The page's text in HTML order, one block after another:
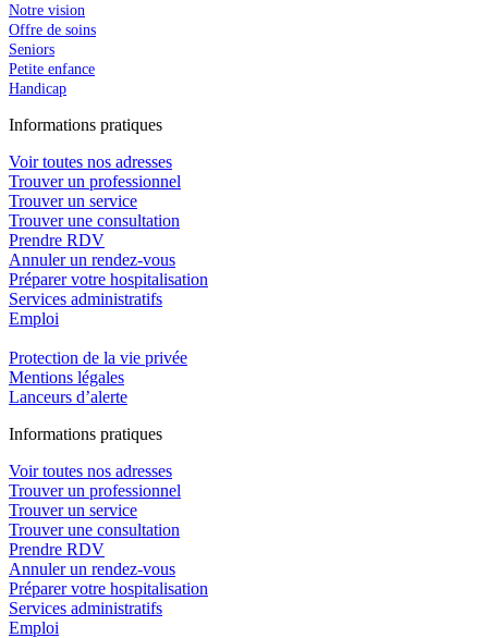
Notre vision
Offre de soins
Seniors
Petite enfance
Handicap
Informations pratiques
Voir toutes nos adresses
Trouver un professionnel
Trouver un service
Trouver une consultation
Prendre RDV
Annuler un rendez-vous
Préparer votre hospitalisation
Services administratifs
Emploi​
Protection de la vie privée
Mentions légales
Lanceurs d’alerte
Informations pratiques
Voir toutes nos adresses
Trouver un professionnel
Trouver un service
Trouver une consultation
Prendre RDV
Annuler un rendez-vous
Préparer votre hospitalisation
Services administratifs
Emploi​